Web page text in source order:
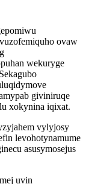
ovaw
wekuryge
giviniruqe
xokynina iqixat.
vylyjosy
levohotynamume
asusymosejus
uvin